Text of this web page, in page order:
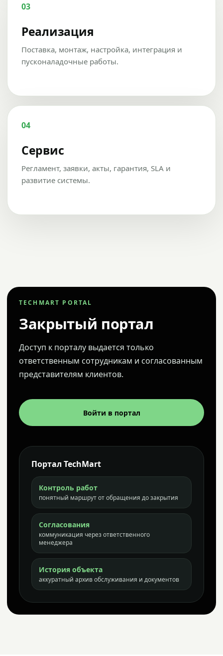
03
Реализация
Поставка, монтаж, настройка, интеграция и
пусконаладочные работы.
04
Сервис
Регламент, заявки, акты, гарантия, SLA и
развитие системы.
TECHMART PORTAL
Закрытый портал
Доступ к порталу выдается только
ответственным сотрудникам и согласованным
представителям клиентов.
Войти в портал
Портал TechMart
Контроль работ
понятный маршрут от обращения до закрытия
Согласования
коммуникация через ответственного
менеджера
История объекта
аккуратный архив обслуживания и документов